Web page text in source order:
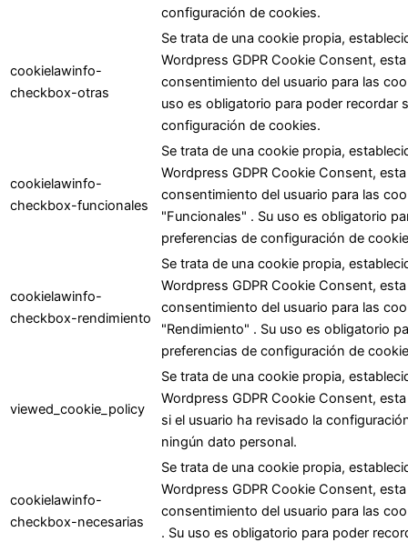
configuración de cookies.
cookielawinfo-
checkbox-otras
Se trata de una cookie propia,
Wordpress GDPR Cookie Consent,
consentimiento del usuario para las
uso es obligatorio para poder recordar
configuración de cookies.
cookielawinfo-
checkbox-funcionales
Se trata de una cookie propia,
Wordpress GDPR Cookie Consent,
consentimiento del usuario para las
"Funcionales" . Su uso es obligatorio
preferencias de configuración de
cookielawinfo-
checkbox-rendimiento
Se trata de una cookie propia,
Wordpress GDPR Cookie Consent,
consentimiento del usuario para las
"Rendimiento" . Su uso es obligatorio
preferencias de configuración de
viewed_cookie_policy
Se trata de una cookie propia,
Wordpress GDPR Cookie Consent,
si el usuario ha revisado la
ningún dato personal.
cookielawinfo-
checkbox-necesarias
Se trata de una cookie propia,
Wordpress GDPR Cookie Consent,
consentimiento del usuario para las
. Su uso es obligatorio para poder